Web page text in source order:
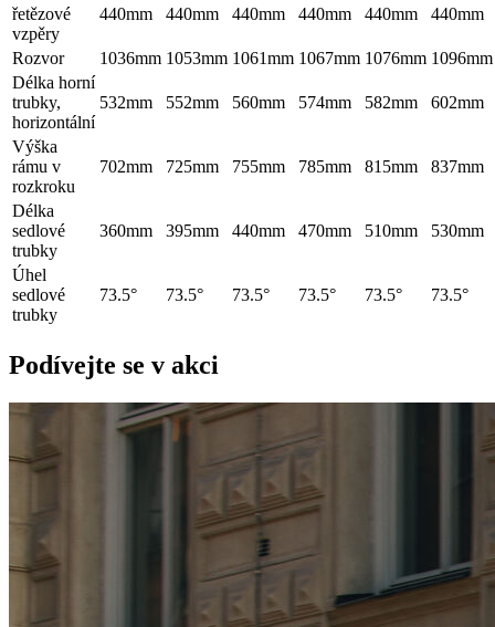
řetězové
vzpěry
440mm 440mm 440mm 440mm 440mm 440mm
Rozvor 1036mm 1053mm 1061mm 1067mm 1076mm 1096mm
Délka horní
trubky,
horizontální
532mm 552mm 560mm 574mm 582mm 602mm
Výška
rámu v
rozkroku
702mm 725mm 755mm 785mm 815mm 837mm
Délka
sedlové
trubky
360mm 395mm 440mm 470mm 510mm 530mm
Úhel
sedlové
trubky
73.5° 73.5° 73.5° 73.5° 73.5° 73.5°
Podívejte se v akci